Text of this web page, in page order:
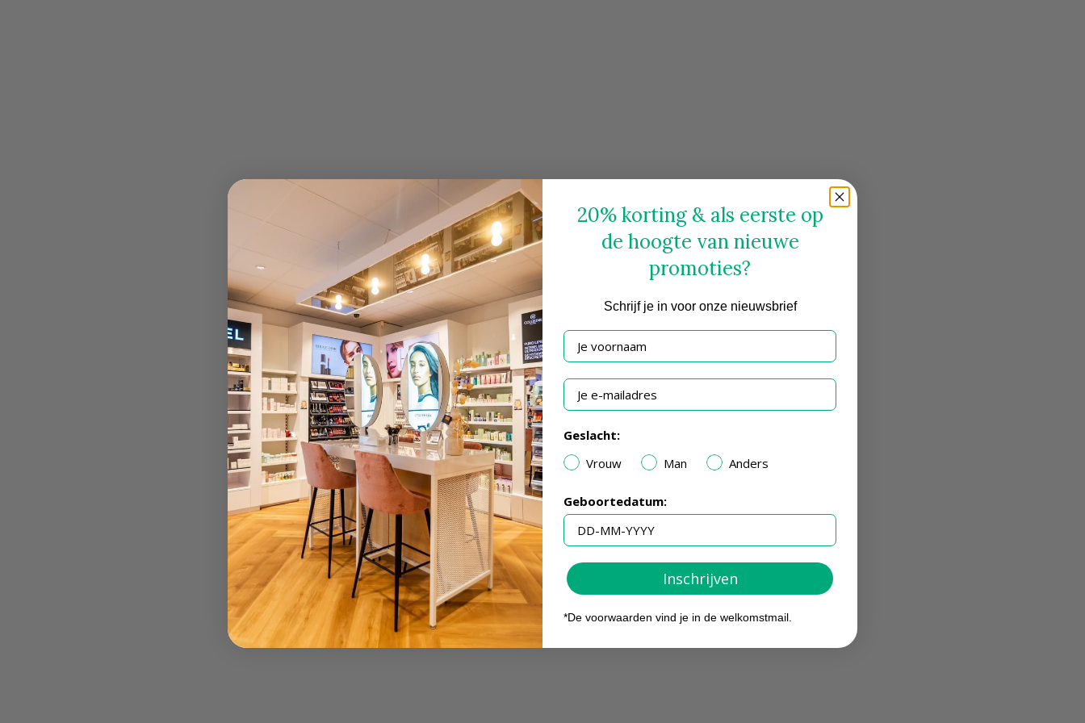
20% korting & als eerste op
de hoogte van nieuwe
promoties?
Schrijfje in voor onze nieuwsbrief
Je voornaam
Je e-mailadres
Geslacht:
Vrouw
Man Anders
Geboortedatum:
Inschrijven
*De voorwaarden vind je in de welkomstmail.